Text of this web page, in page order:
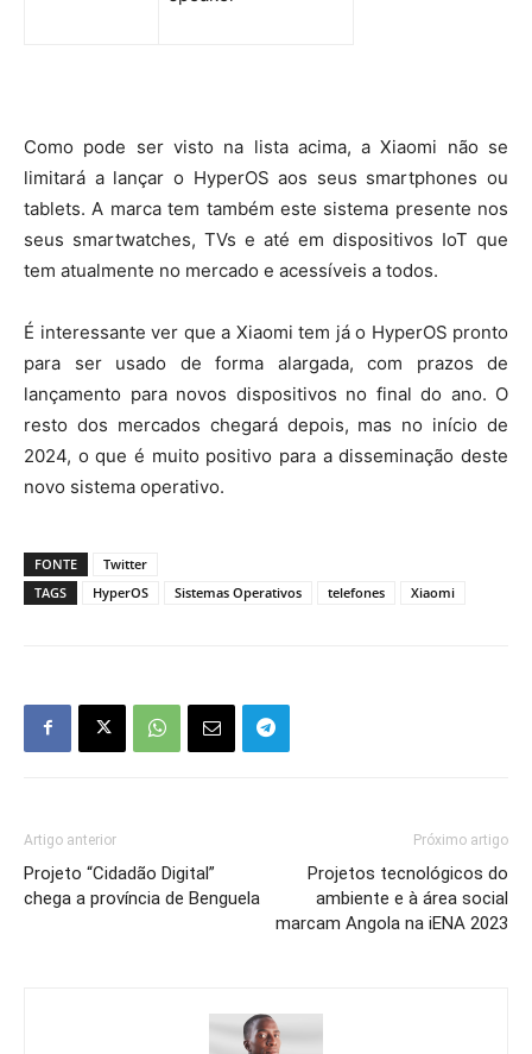
Como pode ser visto na lista acima, a Xiaomi não se
limitará a lançar o HyperOS aos seus smartphones ou
tablets. A marca tem também este sistema presente nos
seus smartwatches, TVs e até em dispositivos IoT que
tem atualmente no mercado e acessíveis a todos.
É interessante ver que a Xiaomi tem já o HyperOS pronto
para ser usado de forma alargada, com prazos de
lançamento para novos dispositivos no final do ano. O
resto dos mercados chegará depois, mas no início de
2024, o que é muito positivo para a disseminação deste
novo sistema operativo.
FONTE
Twitter
TAGS
HyperOS Sistemas Operativos telefones Xiaomi
Artigo anterior
Projeto “Cidadão Digital”
chega a província de Benguela
Próximo artigo
Projetos tecnológicos do
ambiente e à área social
marcam Angola na iENA 2023